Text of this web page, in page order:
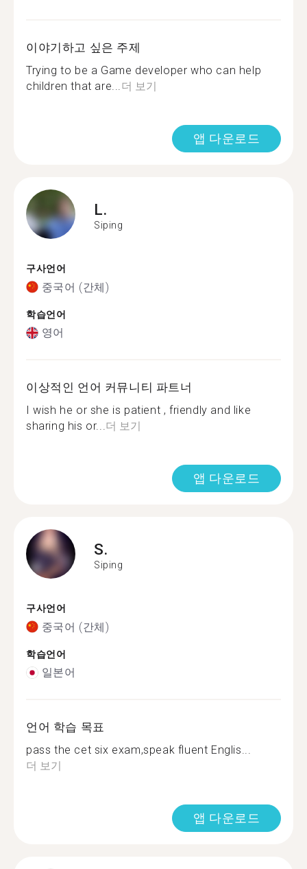
이야기하고 싶은 주제
Trying to be a Game developer who can help
children that are...더 보기
앱 다운로드
L.
Siping
구사언어
중국어 (간체)
학습언어
영어
이상적인 언어 커뮤니티 파트너
I wish he or she is patient , friendly and like
sharing his or...더 보기
앱 다운로드
S.
Siping
구사언어
중국어 (간체)
학습언어
일본어
언어 학습 목표
pass the cet six exam,speak fluent Englis...
더 보기
앱 다운로드